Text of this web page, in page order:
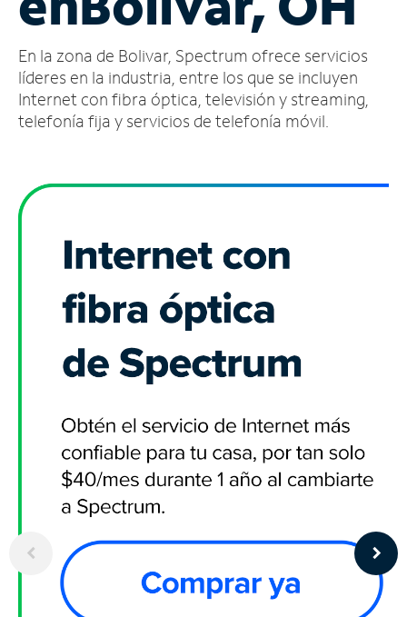
cuenta
Encuentra
una
tienda
En la zona de Bolivar, Spectrum ofrece servicios
líderes en la industria, entre los que se incluyen
Internet con fibra óptica, televisión y streaming,
telefonía fija y servicios de telefonía móvil.